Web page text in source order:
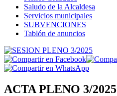
Saludo de la Alcaldesa
Servicios municipales
SUBVENCIONES
Tablón de anuncios
ACTA PLENO 3/2025